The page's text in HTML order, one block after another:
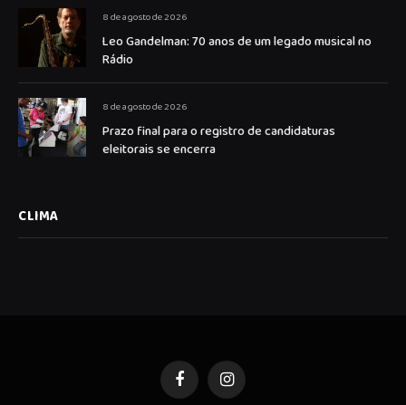
8 de agosto de 2026
Leo Gandelman: 70 anos de um legado musical no
Rádio
8 de agosto de 2026
Prazo final para o registro de candidaturas
eleitorais se encerra
CLIMA
FacebookInstagram